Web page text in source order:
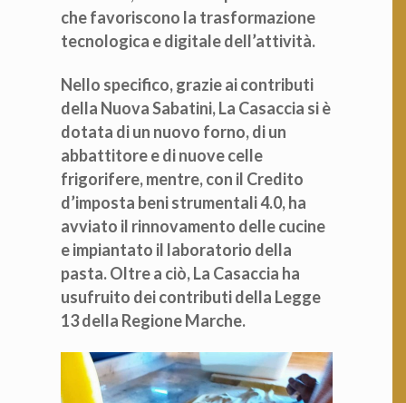
che favoriscono la trasformazione
tecnologica e digitale dell’attività.
Nello specifico, grazie ai contributi
della Nuova Sabatini, La Casaccia si è
dotata di un nuovo forno, di un
abbattitore e di nuove celle
frigorifere, mentre, con il Credito
d’imposta beni strumentali 4.0, ha
avviato il rinnovamento delle cucine
e impiantato il laboratorio della
pasta. Oltre a ciò, La Casaccia ha
usufruito dei contributi della Legge
13 della Regione Marche.